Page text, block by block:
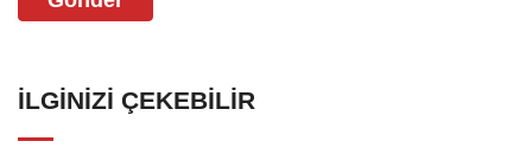
İLGINIZI ÇEKEBILIR